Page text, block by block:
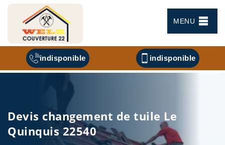
MENU
indisponible indisponible
Devis changement de tuile Le
Quinquis 22540